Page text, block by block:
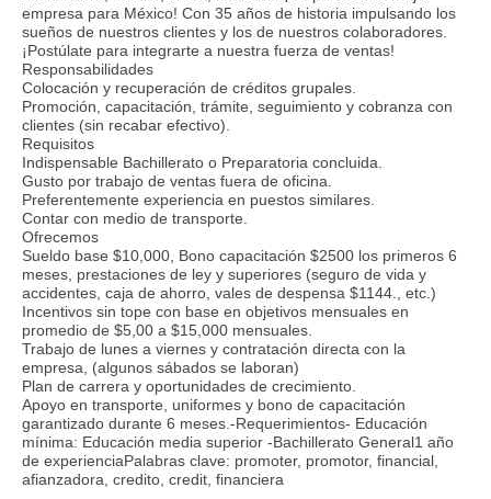
empresa para México! Con 35 años de historia impulsando los
sueños de nuestros clientes y los de nuestros colaboradores.
¡Postúlate para integrarte a nuestra fuerza de ventas!
Responsabilidades
Colocación y recuperación de créditos grupales.
Promoción, capacitación, trámite, seguimiento y cobranza con
clientes (sin recabar efectivo).
Requisitos
Indispensable Bachillerato o Preparatoria concluida.
Gusto por trabajo de ventas fuera de oficina.
Preferentemente experiencia en puestos similares.
Contar con medio de transporte.
Ofrecemos
Sueldo base $10,000, Bono capacitación $2500 los primeros 6
meses, prestaciones de ley y superiores (seguro de vida y
accidentes, caja de ahorro, vales de despensa $1144., etc.)
Incentivos sin tope con base en objetivos mensuales en
promedio de $5,00 a $15,000 mensuales.
Trabajo de lunes a viernes y contratación directa con la
empresa, (algunos sábados se laboran)
Plan de carrera y oportunidades de crecimiento.
Apoyo en transporte, uniformes y bono de capacitación
garantizado durante 6 meses.-Requerimientos- Educación
mínima: Educación media superior -Bachillerato General1 año
de experienciaPalabras clave: promoter, promotor, financial,
afianzadora, credito, credit, financiera